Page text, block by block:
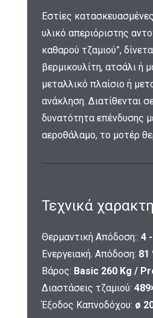
Εστίες
υλικό απεριόριστης
καθαρού τζαμιού”,
βερμικουλίτη, ατσάλι ή
μεταλλικό πλαίσιο ή
ανάκληση. Διατίθενται
δυνατότητα επένδυσης
αεροθάλαμο, το μοτέρ
Τεχνικά
Θερμαντική Απόδοση:: 4
Ενεργειακή. Απόδοση: 81
Βάρος: Basic 260 Kg /
Διαστάσεις τζαμιού:
Έξοδος Καπνοδόχου: ø